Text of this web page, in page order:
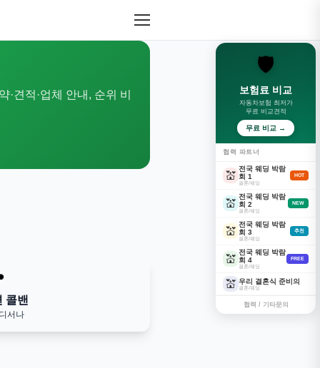
견적·업체 안내, 순위 비
콜밴
서나
🛡️
보험료 비교
자동차보험 최저가
무료 비교견적
무료 비교 →
협력 파트너
💒
전국 웨딩 박람
회 1
결혼/웨딩
HOT
💒
전국 웨딩 박람
회 2
결혼/웨딩
NEW
💒
전국 웨딩 박람
회 3
결혼/웨딩
추천
💒
전국 웨딩 박람
회 4
결혼/웨딩
FREE
💒 우리 결혼식 준비의
결혼/웨딩
협력 / 기타문의